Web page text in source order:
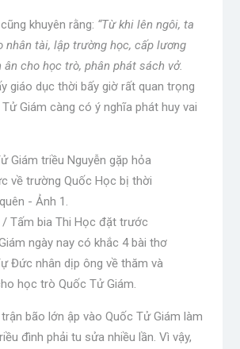
khuyên rằng: “Từ khi lên ngôi, ta
nhân tài, lập trường học, cấp lương
ân cho học trò, phân phát sách vở.
giáo dục thời bấy giờ rất quan trọng
Giám càng có ý nghĩa phát huy vai
/ Tấm bia Thi Học đặt trước
ngày nay có khắc 4 bài thơ
Đức nhân dịp ông về thăm và
học trò Quốc Tử Giám.
bão lớn ập vào Quốc Tử Giám làm
đình phải tu sửa nhiều lần. Vì vậy,